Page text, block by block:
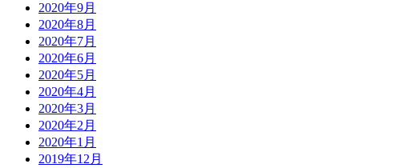
2020年9月
2020年8月
2020年7月
2020年6月
2020年5月
2020年4月
2020年3月
2020年2月
2020年1月
2019年12月